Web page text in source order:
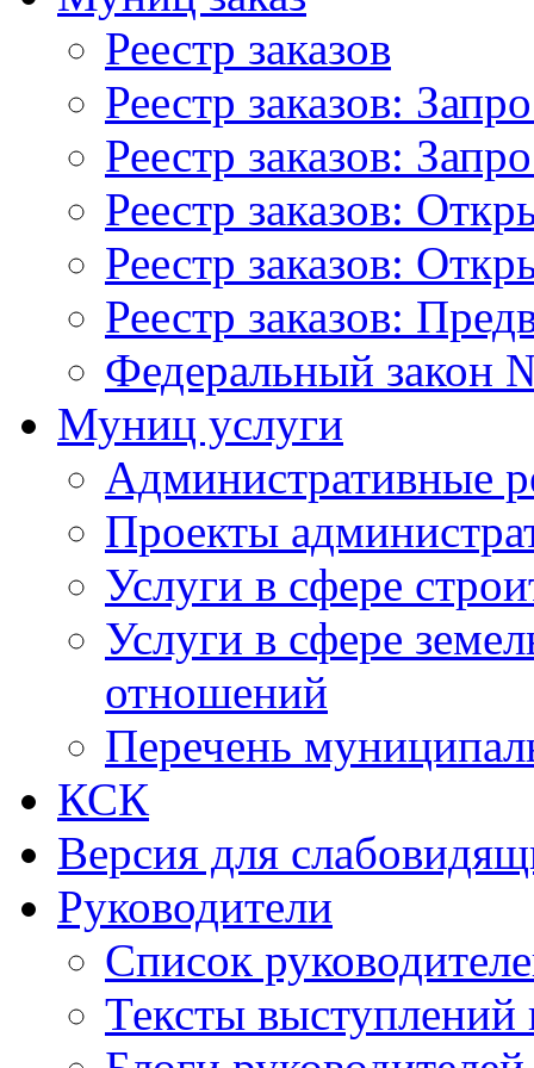
Реестр заказов
Реестр заказов:
Реестр заказов:
Реестр заказов:
Реестр заказов:
Реестр заказов:
Федеральный закон
Муниц услуги
Административные
Проекты
Услуги в сфере
Услуги в сфере
отношений
Перечень
КСК
Версия для
Руководители
Список
Тексты выступлений